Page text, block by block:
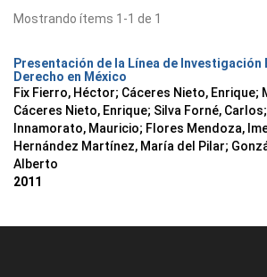
Mostrando ítems 1-1 de 1
Presentación de la Línea de Investigación
Derecho en México
Fix Fierro, Héctor; Cáceres Nieto, Enrique;
Cáceres Nieto, Enrique; Silva Forné, Carlos;
Innamorato, Mauricio; Flores Mendoza,
Hernández Martínez, María del Pilar;
Alberto
2011